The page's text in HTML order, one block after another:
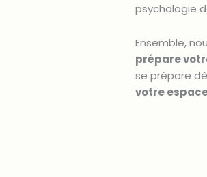
psychologie
Ensemble,
prépare
se prépare
votre